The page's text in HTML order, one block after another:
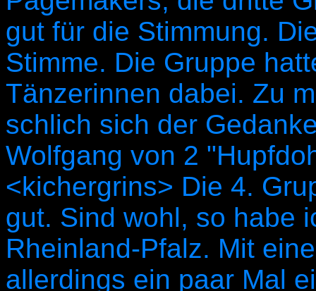
gut für die Stimmung.
Stimme. Die Gruppe
Tänzerinnen dabei. Zu
schlich sich der
Wolfgang von 2
<kichergrins> Die 4.
gut. Sind wohl, so habe
Rheinland-Pfalz. Mit
allerdings ein paar Mal